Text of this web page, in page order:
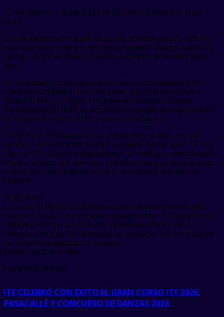
«¡Viva México!», gritaron más de una vez y el Azteca se venía
abajo.
Bocelli interpretará el himno oficial del Mundial, titulado «DNA»,
mezcla de ópera y música electrónica, mientras Shakira estrenará la
canción «Dai Dai» junto a la estrella nigeriana del afrobeat Burna
Boy.
En la ceremonia de inauguración no han asistido ninguno de los
máximos mandatarios de los tres países organizadores México,
Estados Unidos y Canadá. La presidenta mexicana, Claudia
Sheinbaum ha decidido no acudir a la ceremonia de inauguración y
ha regalado su boleto, el 001 a una joven indígena.
Así se inicia el campeonato más extenso de la historia, con 104
partidos y 48 selecciones. México y Canadá solo acogerán 13 cada
uno, por 78 su vecino estadounidense. Sin embargo, mientras que en
México, el único país tres veces anfitrión se lanza a abrazarlo como
si fuera suyo por completo, sus otros dos vecinos lo miran con
distancia.
PARTIDOS
La Copa del Mundo 2026 ha arrancado este jueves en el estadio
Azteca de México, con el partido inaugural entre el conjunto local y
Sudáfrica en el que los de Javier Aguirre han vencido por 2-0.
Después, Corea del Sur se impuso a Chequia por 2-1 en un partido
que empezaron ganando los europeos.
Fuente: Agencia Andina
Publicación anterior
ITE CELEBRÓ CON ÉXITO EL GRAN CORSO ITE 2026,
PASACALLE Y CONCURSO DE DANZAS 2026